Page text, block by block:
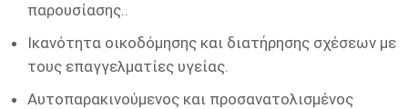
παρουσίασης..
Ικανότητα οικοδόμησης και διατήρησης σχέσεων με
τους επαγγελματίες υγείας.
Αυτοπαρακινούμενος και προσανατολισμένος